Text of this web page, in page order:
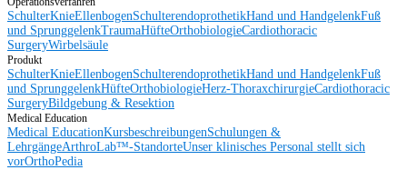
Operationsverfahren
SchulterKnieEllenbogenSchulterendoprothetikHand und HandgelenkFuß
und SprunggelenkTraumaHüfteOrthobiologieCardiothoracic
SurgeryWirbelsäule
Produkt
SchulterKnieEllenbogenSchulterendoprothetikHand und HandgelenkFuß
und SprunggelenkHüfteOrthobiologieHerz-ThoraxchirurgieCardiothoracic
SurgeryBildgebung & Resektion
Medical Education
Medical EducationKursbeschreibungenSchulungen &
LehrgängeArthroLab™-StandorteUnser klinisches Personal stellt sich
vorOrthoPedia